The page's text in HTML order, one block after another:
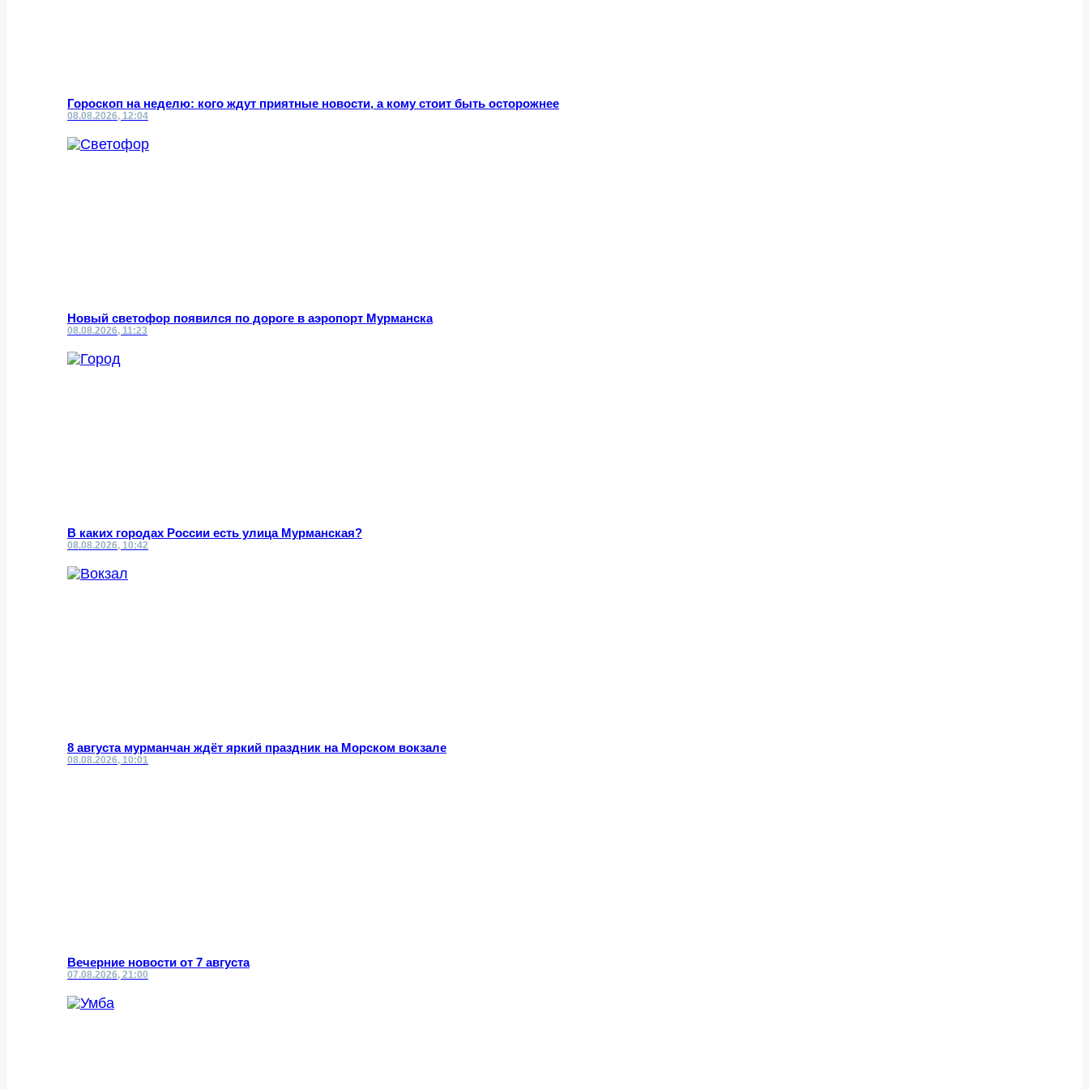
Гороскоп на неделю: кого ждут приятные новости, а кому стоит быть осторожнее
08.08.2026, 12:04
Новый светофор появился по дороге в аэропорт Мурманска
08.08.2026, 11:23
В каких городах России есть улица Мурманская?
08.08.2026, 10:42
8 августа мурманчан ждёт яркий праздник на Морском вокзале
08.08.2026, 10:01
Вечерние новости от 7 августа
07.08.2026, 21:00